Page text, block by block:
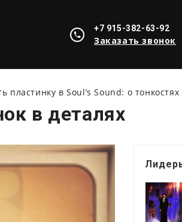
+7 915-382-63-92
Заказать звонок
пластинку в Soul’s Sound: о
в деталях